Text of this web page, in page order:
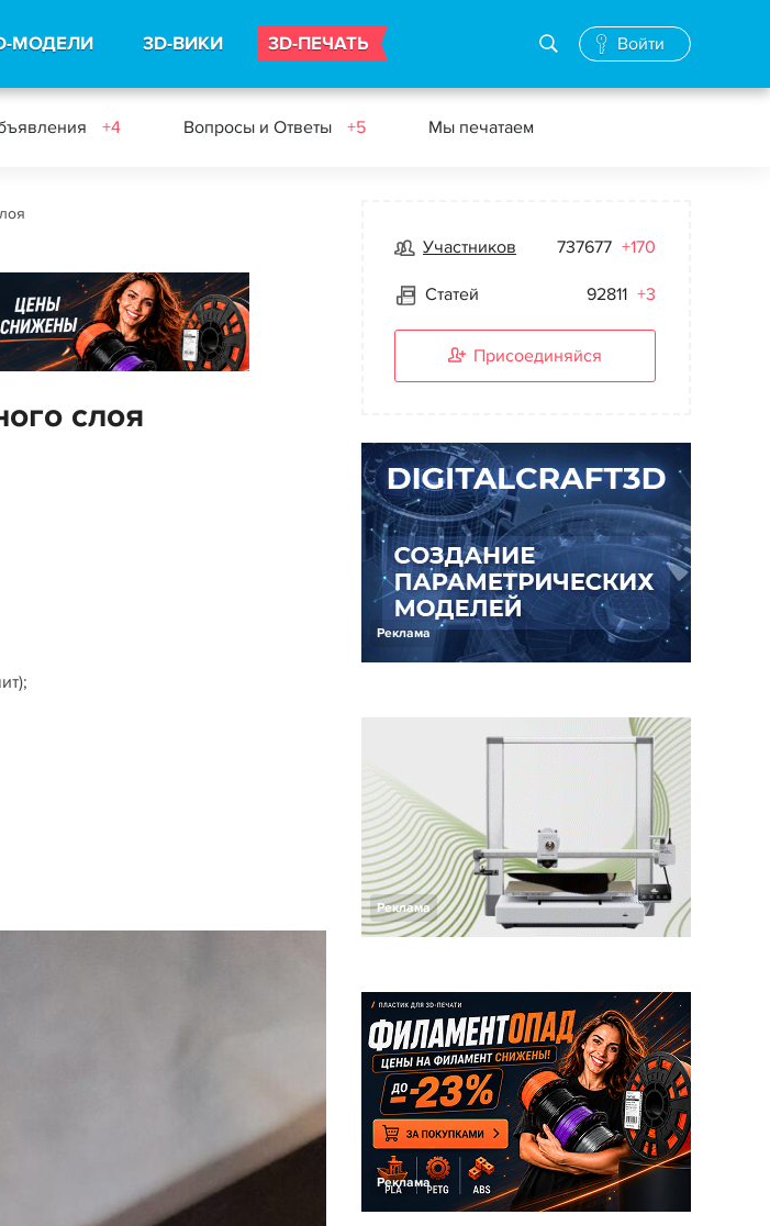
МОДЕЛИ 3D-ВИКИ 3D-ПЕЧАТЬ Войти
+4 Вопросы и Ответы +5 Мы печатаем
слоя
Участников 737677 +170
Статей 92811 +3
Присоединяйся
Реклама
Реклама
Реклама